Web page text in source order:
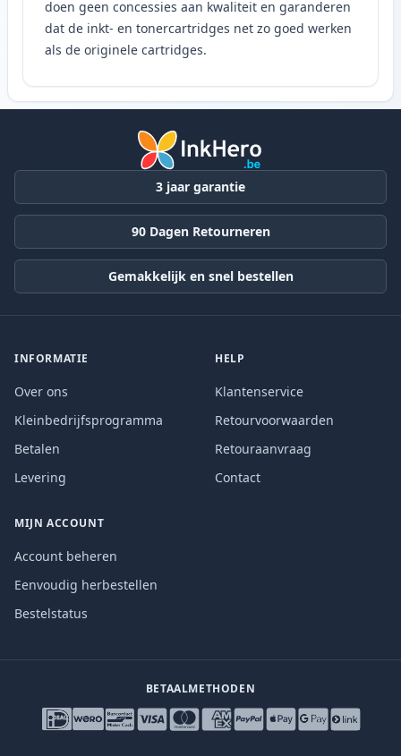
doen geen concessies aan kwaliteit en garanderen
dat de inkt- en tonercartridges net zo goed werken
als de originele cartridges.
3 jaar garantie
90 Dagen Retourneren
Gemakkelijk en snel bestellen
INFORMATIE
Over ons
Kleinbedrijfsprogramma
Betalen
Levering
HELP
Klantenservice
Retourvoorwaarden
Retouraanvraag
Contact
MIJN ACCOUNT
Account beheren
Eenvoudig herbestellen
Bestelstatus
BETAALMETHODEN